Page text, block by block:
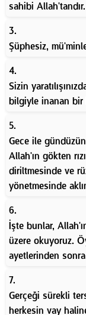
sahibi Allah'tandır.
3.
Şüphesiz,
4.
Sizin
bilgiyle inanan bir
5.
Gece ile
Allah'ın gökten
diriltmesinde ve
yönetmesinde
6.
İşte bunlar,
üzere okuyoruz.
ayetlerinden
7.
Gerçeği sürekli
herkesin vay